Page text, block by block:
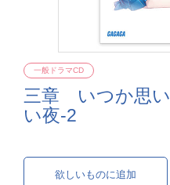
三章 いつか思
い夜-2
一般ドラマCD
欲しいものに追加